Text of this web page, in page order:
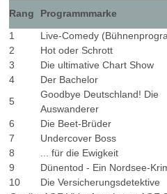
Rang Programmmarke
1
Live-Comedy
2
Hot oder Schrott
3
Die ultimative Chart Show
4
Der Bachelor
5
Goodbye Deutschland! Die
Auswanderer
6
Die Beet-Brüder
7
Undercover Boss
8
... für die Ewigkeit
9
Dünentod - Ein Nordsee-
10
Die Versicherungsdetektive